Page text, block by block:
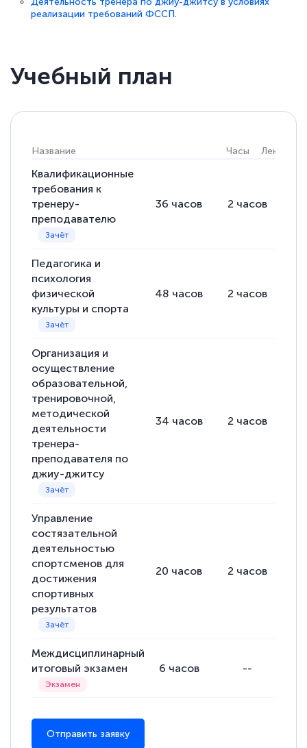
реализации требований ФССП.
Учебный план
Название Часы Лекции
Квалификационные
требования к
тренеру-
преподавателю
36 часов 2 часов
Педагогика и
психология
физической
культуры и спорта
48 часов 2 часов
Организация и
осуществление
образовательной,
тренировочной,
методической
деятельности
тренера-
преподавателя по
джиу-джитсу
34 часов 2 часов
Управление
состязательной
деятельностью
спортсменов для
достижения
спортивных
результатов
20 часов 2 часов
Междисциплинарный
итоговый экзамен
6 часов --
Отправить заявку